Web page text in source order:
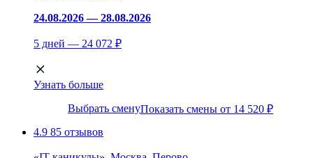
24.08.2026 — 28.08.2026
5 дней — 24 072 ₽
Узнать больше
Выбрать сменуПоказать смены от 14 520 ₽
4.9 85 отзывов